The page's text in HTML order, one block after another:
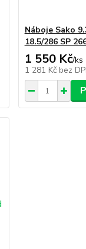
Náboje Sako
18.5/286 SP
1 550 Kč/ks
1 281 Kč bez